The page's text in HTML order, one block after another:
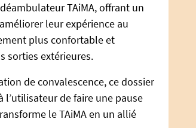
TAiMA, offrant un
leur expérience au
plus confortable et
sorties extérieures.
de convalescence, ce dossier
de faire une pause
le TAiMA en un allié